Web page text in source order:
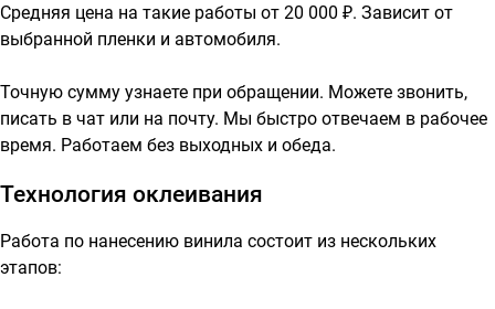
Средняя цена на такие работы от 20 000 ₽. Зависит от
выбранной пленки и автомобиля.
Точную сумму узнаете при обращении. Можете звонить,
писать в чат или на почту. Мы быстро отвечаем в рабочее
время. Работаем без выходных и обеда.
Технология оклеивания
Работа по нанесению винила состоит из нескольких
этапов: